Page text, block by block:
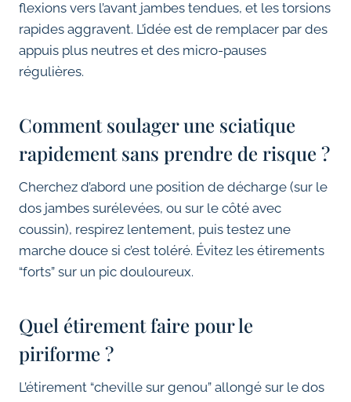
flexions vers l’avant jambes tendues, et les torsions
rapides aggravent. L’idée est de remplacer par des
appuis plus neutres et des micro-pauses
régulières.
Comment soulager une sciatique
rapidement sans prendre de risque ?
Cherchez d’abord une position de décharge (sur le
dos jambes surélevées, ou sur le côté avec
coussin), respirez lentement, puis testez une
marche douce si c’est toléré. Évitez les étirements
“forts” sur un pic douloureux.
Quel étirement faire pour le
piriforme ?
L’étirement “cheville sur genou” allongé sur le dos